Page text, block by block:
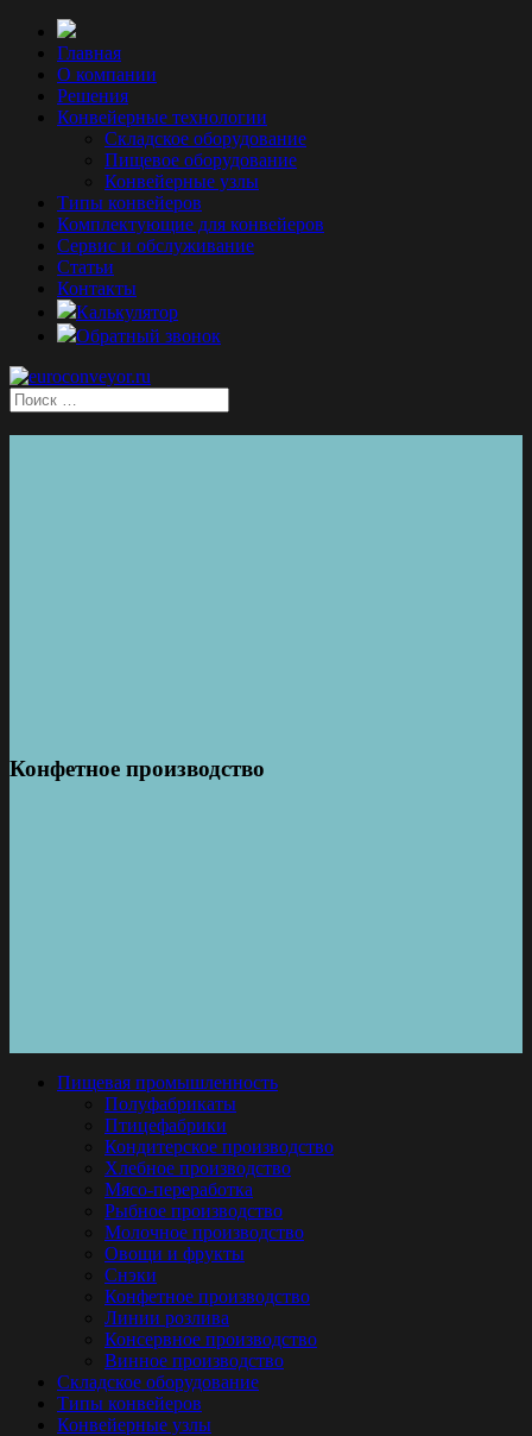
Главная
О компании
Решения
Конвейерные технологии
Складское оборудование
Пищевое оборудование
Конвейерные узлы
Типы конвейеров
Комплектующие для конвейеров
Сервис и обслуживание
Статьи
Контакты
Калькулятор
Обратный звонок
Конфетное производство
Пищевая промышленность
Полуфабрикаты
Птицефабрики
Кондитерское производство
Хлебное производство
Мясо-переработка
Рыбное производство
Молочное производство
Овощи и фрукты
Снэки
Конфетное производство
Линии розлива
Консервное производство
Винное производство
Складское оборудование
Типы конвейеров
Конвейерные узлы